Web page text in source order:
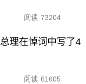
阅读 73204
理在悼词中写了4
阅读 61605